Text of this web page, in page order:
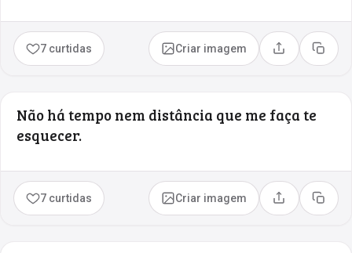
7 curtidas Criar imagem Compartilhar
Copiar
Não há tempo nem distância que me faça te
esquecer.
7 curtidas Criar imagem Compartilhar
Copiar